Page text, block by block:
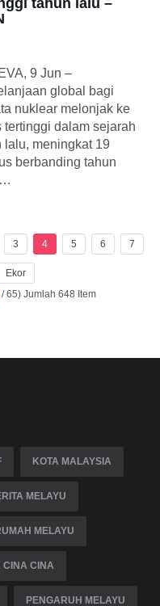
9 Jun –
global bagi
nuklear melonjak ke
tertinggi dalam sejarah
lalu, meningkat 19
berbanding tahun
3 4 5 6 7
Ekor
/ 65) Jumlah 648 Item
KOTA MALAYSIA
MELAYU
MELAYU
CINA
PENGARUH MELAYU